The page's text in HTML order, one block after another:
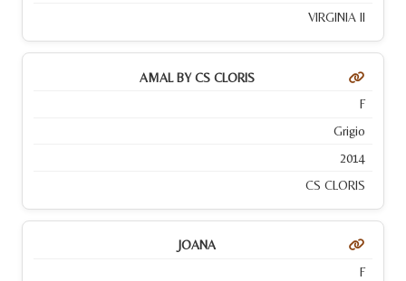
VIRGINIA II
AMAL BY CS CLORIS
F
Grigio
2014
CS CLORIS
JOANA
F